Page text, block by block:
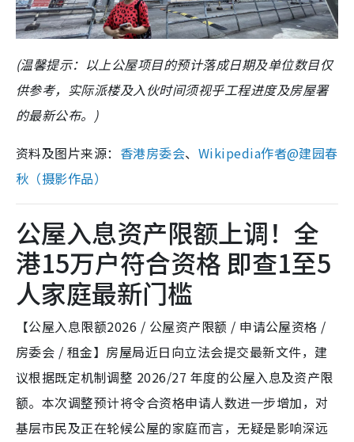
(温馨提示：以上公屋项目的预计落成日期及单位数目仅
供参考，实际派楼及入伙时间须视乎工程进度及房屋署
的最新公布。)
资料及图片来源： 香港房委会、 Wikipedia作者@建园春
秋（摄影作品）
公屋入息资产限额上调！全
港15万户符合资格 即查1至5
人家庭最新门槛
【公屋入息限额2026 / 公屋资产限额 / 申请公屋资格 /
房委会 / 租金】房屋局近日向立法会提交最新文件，建
议根据既定机制调整 2026/27 年度的公屋入息及资产限
额。本次调整预计将令合资格申请人数进一步增加，对
基层市民及正在轮候公屋的家庭而言，无疑是影响深远